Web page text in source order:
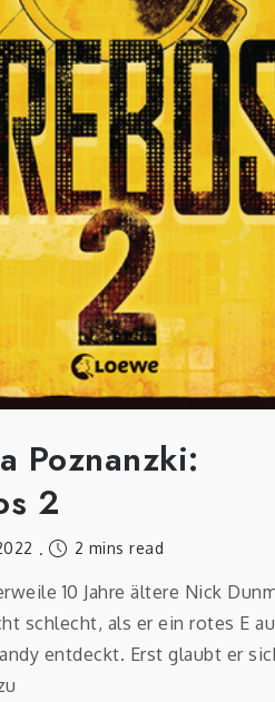
Poznanzki:
2
2 mins read
10 Jahre ältere Nick
schlecht, als er ein rotes E
entdeckt. Erst glaubt er